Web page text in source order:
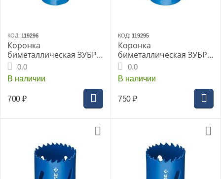
КОД: 119296
Коронка
биметаллическая ЗУБР,
d-35мм, глубина
сверления до 38 мм,
(29531-035_Z01)
0.0
В наличии
700 ₽
КОД: 119295
Коронка
биметаллическая ЗУБР,
d-38мм, глубина
сверления до 38 мм,
(29531-038_Z01)
0.0
В наличии
750 ₽